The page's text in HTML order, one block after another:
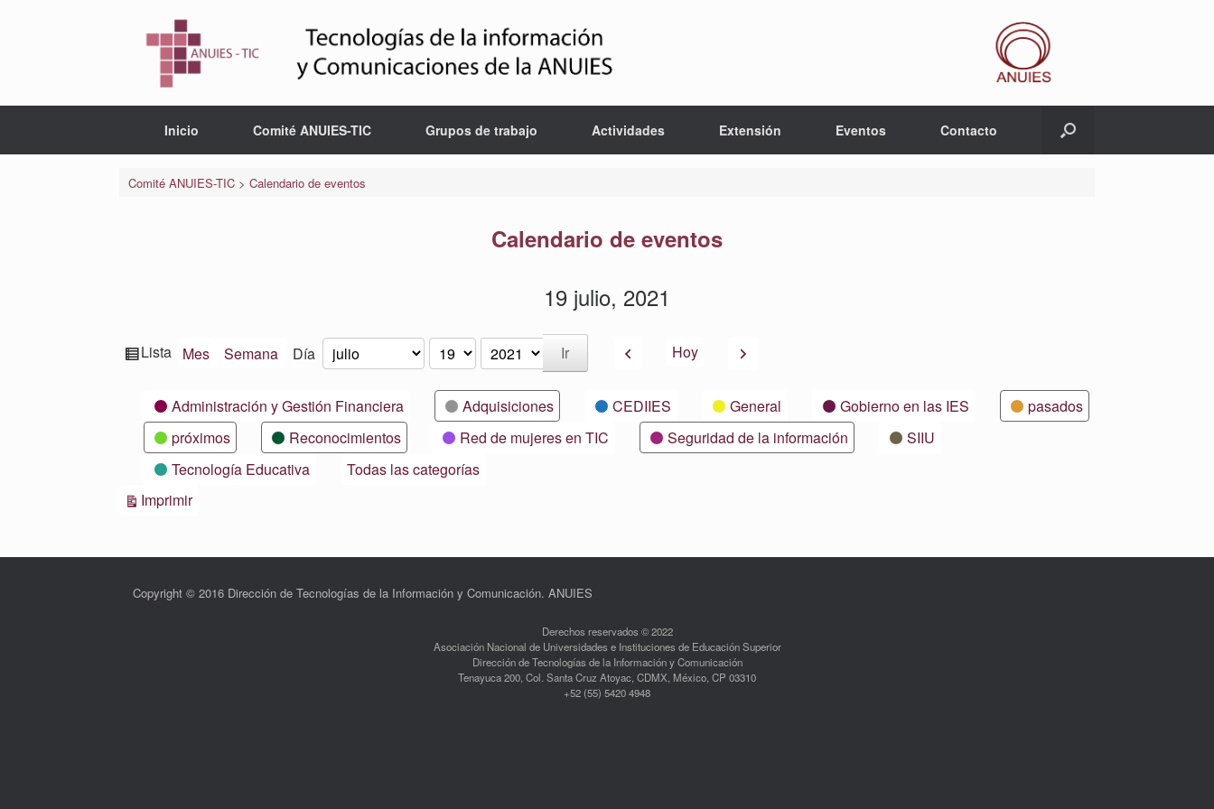
Inicio Comité ANUIES-TIC Grupos de trabajo Actividades Extensión Eventos Contacto
Comité ANUIES-TIC> Calendario de eventos
Calendario de eventos
19 julio, 2021
Ver
Lista Mes Semana Día Mes
Día
Año AnteriorHoy Siguiente
CategoríasAdministración y Gestión Financiera Adquisiciones CEDIIES General Gobierno en las IES
pasados
próximos
Reconocimientos Red de mujeres en TIC Seguridad de la información
SIIU
Tecnología Educativa
Todas las categorías
ImprimirVistas
Copyright © 2016 Dirección de Tecnologías de la Información y Comunicación. ANUIES
Derechos reservados © 2022
Asociación Nacional de Universidades e Instituciones de Educación Superior
Dirección de Tecnologías de la Información y Comunicación
Tenayuca 200, Col. Santa Cruz Atoyac, CDMX, México, CP 03310
+52 (55) 5420 4948